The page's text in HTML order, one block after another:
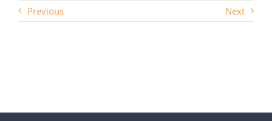
Previous Next